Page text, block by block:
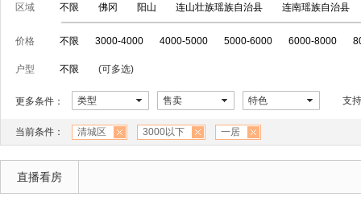
区域 不限 佛冈 阳山 连山壮族瑶族自治县 连南瑶族自治县
价格 不限 3000-4000 4000-5000 5000-6000 6000-8000
户型 不限 (可多选)
更多条件： 类型 售卖 特色 支
当前条件： 清城区 3000以下 一居
直播看房